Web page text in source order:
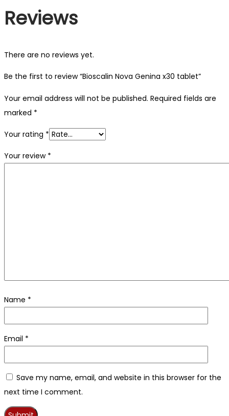
Reviews
There are no reviews yet.
Be the first to review “Bioscalin Nova Genina x30 tablet”
Your email address will not be published. Required fields are
marked *
Your rating *
Your review *
Name *
Email *
Save my name, email, and website in this browser for the
next time I comment.